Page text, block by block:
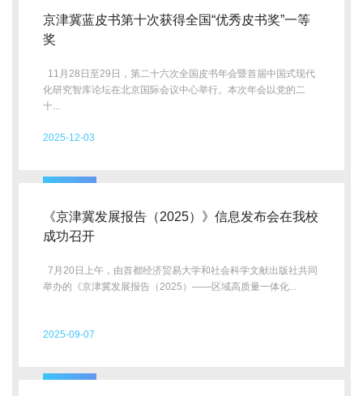
京津冀蓝皮书第十次获得全国“优秀皮书奖”一等
奖
11月28日至29日，第二十六次全国皮书年会暨首届中国式现代
化研究智库论坛在北京国际会议中心举行。本次年会以党的二
十...
2025-12-03
《京津冀发展报告（2025）》信息发布会在我校
成功召开
7月20日上午，由首都经济贸易大学和社会科学文献出版社共同
举办的《京津冀发展报告（2025）——区域高质量一体化...
2025-09-07